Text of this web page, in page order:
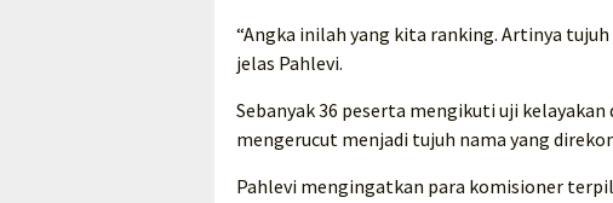
“Angka inilah yang kita ranking. Artinya
jelas Pahlevi.
Sebanyak 36 peserta mengikuti uji
mengerucut menjadi tujuh nama yang
Pahlevi mengingatkan para komisioner